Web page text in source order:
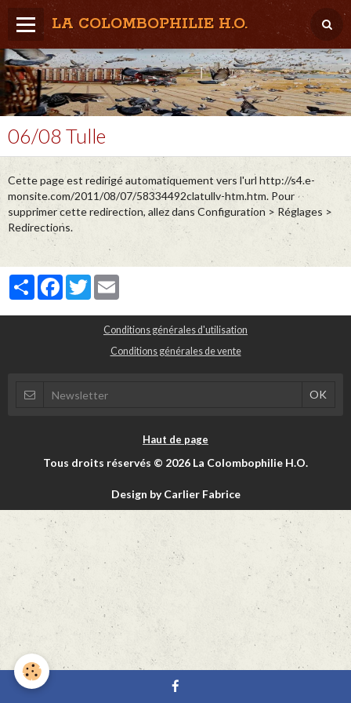
LA COLOMBOPHILIE H.O.
Home
Météo / Het weer
Lâcher / Los
Result. clubs, Provincial, (Inter)National
RFCB / KBDB
06/08 Tulle
Cette page est redirigé automatiquement vers l'url http://s4.e-
monsite.com/2011/08/07/58334492clatullv-htm.htm. Pour
supprimer cette redirection, allez dans Configuration > Réglages >
Redirections.
PartagerFacebook
Twitter
Conditions générales d'utilisation
Conditions générales de vente
Haut de page
Tous droits réservés © 2026 La Colombophilie H.O.
Design by Carlier Fabrice